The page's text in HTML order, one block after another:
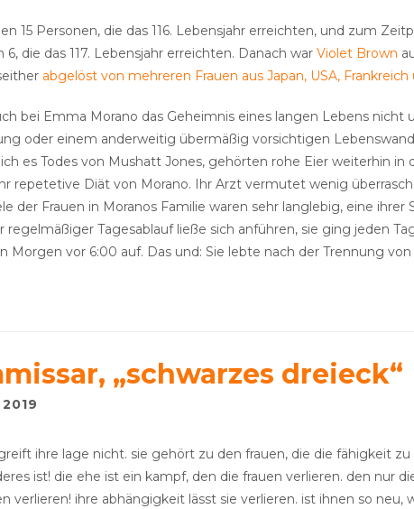
15 Personen, die das 116. Lebensjahr erreichten, und zum
6, die das 117. Lebensjahr erreichten. Danach war Violet Brown
abgelöst von mehreren Frauen aus Japan, USA,
bei Emma Morano das Geheimnis eines langen Lebens nicht
oder einem anderweitig übermäßig vorsichtigen
es Todes von Mushatt Jones, gehörten rohe Eier weiterhin in
repetetive Diät von Morano. Ihr Arzt vermutet wenig
der Frauen in Moranos Familie waren sehr langlebig, eine ihrer
regelmäßiger Tagesablauf ließe sich anführen, sie ging jeden
Morgen vor 6:00 auf. Das und: Sie lebte nach der Trennung
„schwarzes dreieck“
ihre lage nicht. sie gehört zu den frauen, die die fähigkeit
ist! die ehe ist ein kampf, den die frauen verlieren. den nur
verlieren! ihre abhängigkeit lässt sie verlieren. ist ihnen so neu,